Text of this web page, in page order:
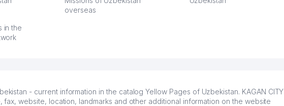
overseas
in the
- current information in the catalog Yellow Pages of Uzbekistan. KAGAN CITY
fax, website, location, landmarks and other additional information on the website